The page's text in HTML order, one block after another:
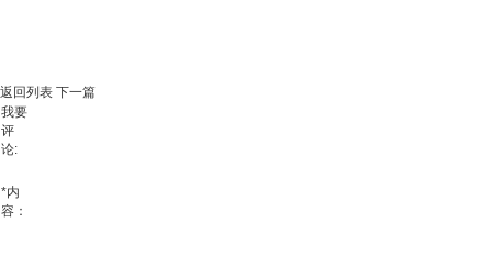
返回列表 下一篇
我要
评
论:
*内
容：